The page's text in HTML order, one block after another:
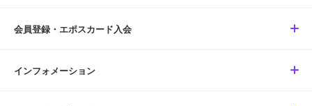
会員登録・エポスカード入会
インフォメーション